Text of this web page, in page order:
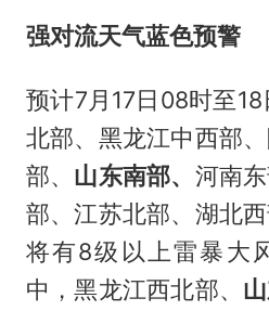
强对流天气蓝色预警
预计7月17日08时至
北部、黑龙江中西部
部、 山东南部、 河南
部、江苏北部、湖北
将有8级以上雷暴大
中，黑龙江西北部、